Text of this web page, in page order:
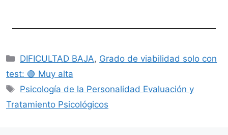
Categorías
DIFICULTAD BAJA, Grado de viabilidad solo con
test: 🟢 Muy alta
Etiquetas
Psicología de la Personalidad Evaluación y
Tratamiento Psicológicos